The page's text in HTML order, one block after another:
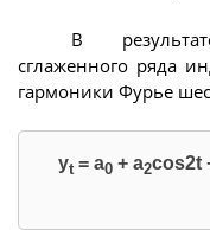
В
сглаженного ряда
гармоники Фурье
yt= a0+ a2cos2t